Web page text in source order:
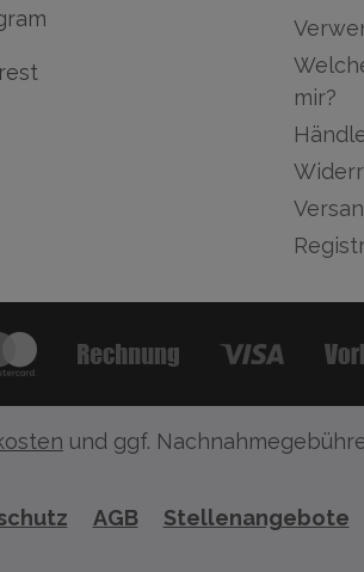
mir?
und ggf.
AGB Stellenangebote